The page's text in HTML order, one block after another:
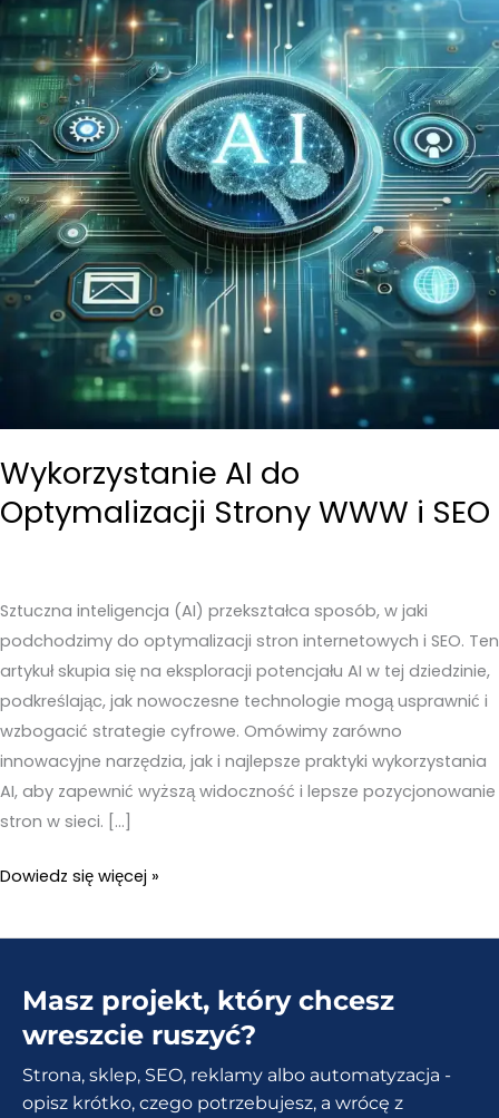
Wykorzystanie AI do
Optymalizacji Strony WWW i SEO
Sztuczna inteligencja (AI) przekształca sposób, w jaki
podchodzimy do optymalizacji stron internetowych i SEO. Ten
artykuł skupia się na eksploracji potencjału AI w tej dziedzinie,
podkreślając, jak nowoczesne technologie mogą usprawnić i
wzbogacić strategie cyfrowe. Omówimy zarówno
innowacyjne narzędzia, jak i najlepsze praktyki wykorzystania
AI, aby zapewnić wyższą widoczność i lepsze pozycjonowanie
stron w sieci. […]
Wykorzystanie
do
Strony
WWW
SEO
Dowiedz się więcej »
Masz projekt, który chcesz
wreszcie ruszyć?
Strona, sklep, SEO, reklamy albo automatyzacja -
opisz krótko, czego potrzebujesz, a wrócę z